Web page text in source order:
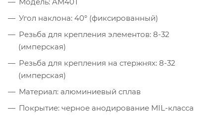
Угол наклона: 40° (фиксированный)
Резьба для крепления элементов: 8-32
(имперская)
Резьба для крепления на стержнях: 8-32
(имперская)
Материал: алюминиевый сплав
Покрытие: черное анодирование MIL-класса